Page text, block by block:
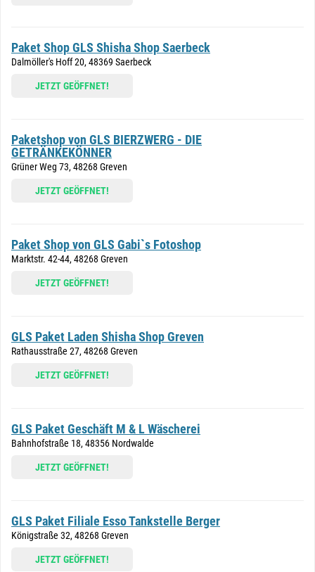
Paket Shop GLS Shisha Shop Saerbeck
Dalmöller's Hoff 20, 48369 Saerbeck
JETZT GEÖFFNET!
Paketshop von GLS BIERZWERG - DIE
GETRÄNKEKÖNNER
Grüner Weg 73, 48268 Greven
JETZT GEÖFFNET!
Paket Shop von GLS Gabi`s Fotoshop
Marktstr. 42-44, 48268 Greven
JETZT GEÖFFNET!
GLS Paket Laden Shisha Shop Greven
Rathausstraße 27, 48268 Greven
JETZT GEÖFFNET!
GLS Paket Geschäft M & L Wäscherei
Bahnhofstraße 18, 48356 Nordwalde
JETZT GEÖFFNET!
GLS Paket Filiale Esso Tankstelle Berger
Königstraße 32, 48268 Greven
JETZT GEÖFFNET!